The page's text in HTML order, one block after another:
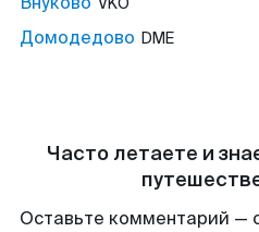
Домодедово DME
Часто летаете и
Оставьте комментарий —